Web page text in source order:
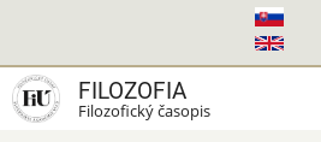
hlavný
obsah
FILOZOFIA
Filozofický časopis